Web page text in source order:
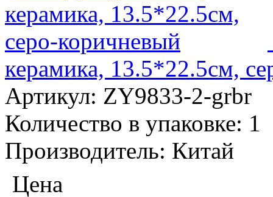
керамика, 13.5*22.5см,
Артикул: ZY9833-2-grbr
Количество в упаковке: 1
Производитель: Китай
Цена